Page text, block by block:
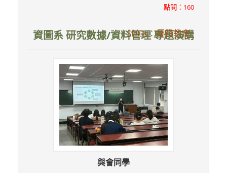
點閱：160
資圖系 研究數據/資料管理 專題演講
SDGs：優質教育
與會同學